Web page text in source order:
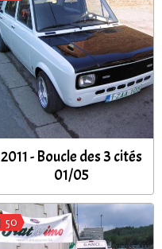
2011 - Boucle des 3 cités
01/05
50